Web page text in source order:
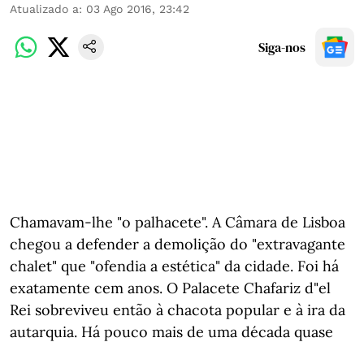
Atualizado a: 03 Ago 2016, 23:42
Siga-nos
Chamavam-lhe "o palhacete". A Câmara de Lisboa
chegou a defender a demolição do "extravagante
chalet" que "ofendia a estética" da cidade. Foi há
exatamente cem anos. O Palacete Chafariz d"el
Rei sobreviveu então à chacota popular e à ira da
autarquia. Há pouco mais de uma década quase